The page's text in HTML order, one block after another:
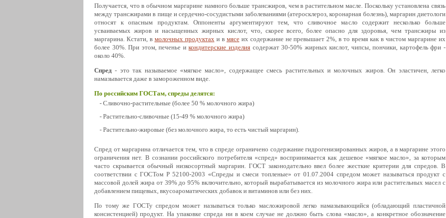
Получается, что в обычном маргарине намного больше трансжиров, чем в растительном масле. Поскольку установлена связь
между трансжирами в пище и сердечно-сосудистыми заболеваниями (атеросклероз, коронарная болезнь), маргарин диетологи
относят к опасным продуктам. Оппоненты аргументируют тем, что сливочное масло содержит несколько больше
усваиваемых жиров и насыщенных жирных кислот, что, скорее всего, более опасно для здоровья, чем трансжиры из
маргарина. Кстати, в молочных продуктахи в мясеих содержание не превышает 2%, в то время как в чистом маргарине их
более 30%. При этом, печенье икондитерские изделиясодержат 30-50% жирных кислот, чипсы, пончики, картофель фри -
около 40%.
Спред - это так называемое «мягкое масло», содержащее смесь растительных и молочных жиров. Он эластичен, легко
намазывается даже в замороженном виде.
По российским ГОСТам, спреды делятся:
- Сливочно-растительные (более 50 % молочного жира)
- Растительно-сливочные (15-49 % молочного жира)
- Растительно-жировые (без молочного жира, то есть чистый маргарин).
Спред от маргарина отличается тем, что в спреде ограничено содержание гидрогенизированных жиров, а в маргарине этого
ограничения нет. В сознании российского потребителя «спред» воспринимается как дешевое «мягкое масло», за которым
часто скрывается обычный низкосортный маргарин. ГОСТ законодательно ввел более жесткие критерии для спредов. В
соответствии с ГОСТом Р 52100-2003 «Спреды и смеси топленые» от 01.07.2004 спредом может называться продукт c
массовой долей жира от 39% до 95% включительно, который вырабатывается из молочного жира или растительных масел с
добавлением пищевых, вкусоароматических добавок и витаминов или без них.
По тому же ГОСТу спредом может называться только масложировой легко намазывающийся (обладающий пластичной
консистенцией) продукт. На упаковке спреда ни в коем случае не должно быть слова «масло», а конкретное обозначение